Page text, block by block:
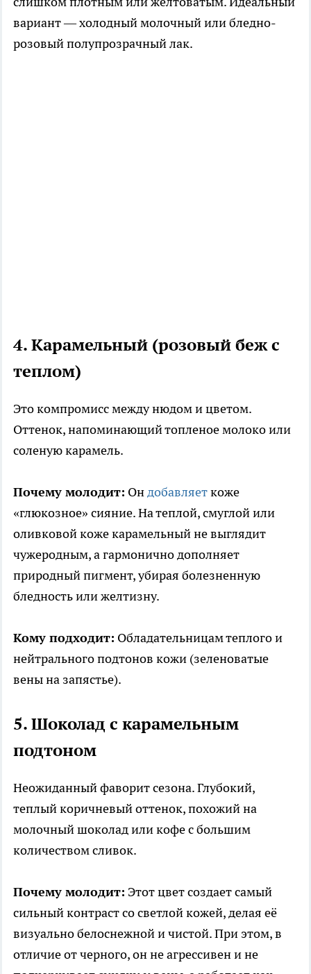
вариант — холодный молочный или бледно-
розовый полупрозрачный лак.
4. Карамельный (розовый беж с
теплом)
Это компромисс между нюдом и цветом.
Оттенок, напоминающий топленое молоко или
соленую карамель.
Почему молодит: Ондобавляеткоже
«глюкозное» сияние. На теплой, смуглой или
оливковой коже карамельный не выглядит
чужеродным, а гармонично дополняет
природный пигмент, убирая болезненную
бледность или желтизну.
Кому подходит: Обладательницам теплого и
нейтрального подтонов кожи (зеленоватые
вены на запястье).
5. Шоколад с карамельным
подтоном
Неожиданный фаворит сезона. Глубокий,
теплый коричневый оттенок, похожий на
молочный шоколад или кофе с большим
количеством сливок.
Почему молодит: Этот цвет создает самый
сильный контраст со светлой кожей, делая её
визуально белоснежной и чистой. При этом, в
отличие от черного, он не агрессивен и не